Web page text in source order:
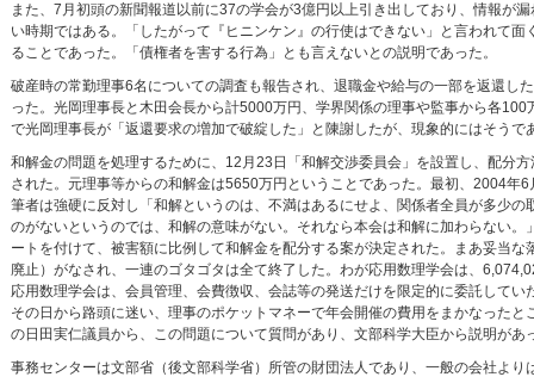
また、7月初頭の新聞報道以前に37の学会が3億円以上引き出しており、情報が
い時期ではある。「したがって『ヒニンケン』の行使はできない」と言われて
ることであった。「債権者を害する行為」とも言えないとの説明であった。
破産時の常勤理事6名についての調査も報告され、退職金や給与の一部を返還
った。光岡理事長と木田会長から計5000万円、学界関係の理事や監事から各
で光岡理事長が「返還要求の増加で破綻した」と陳謝したが、現象的にはそう
和解金の問題を処理するために、12月23日「和解交渉委員会」を設置し、配分
された。元理事等からの和解金は5650万円ということであった。最初、2004
筆者は強硬に反対し「和解というのは、不満はあるにせよ、関係者全員が多少
のがないというのでは、和解の意味がない。それなら本会は和解に加わらない
ートを付けて、被害額に比例して和解金を配分する案が決定された。まあ妥当
廃止）がなされ、一連のゴタゴタは全て終了した。わが応用数理学会は、
応用数理学会は、会員管理、会費徴収、会誌等の発送だけを限定的に委託して
その日から路頭に迷い、理事のポケットマネーで年会開催の費用をまかなった
の日田実仁議員から、この問題について質問があり、文部科学大臣から説明があ
事務センターは文部省（後文部科学省）所管の財団法人であり、一般の会社よ